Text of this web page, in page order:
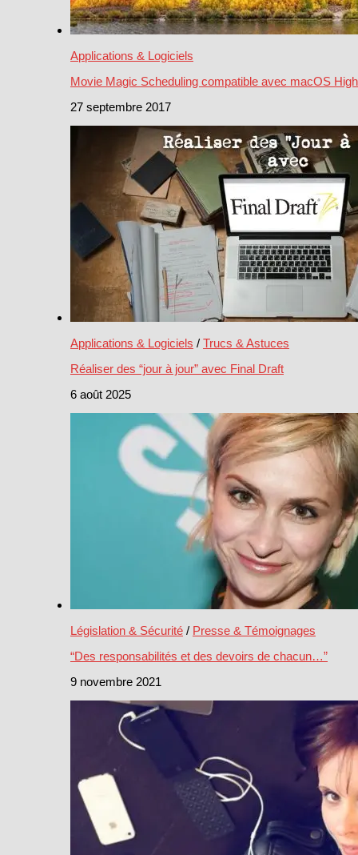
Applications & Logiciels
Movie Magic Scheduling compatible avec macOS
27 septembre 2017
Applications & Logiciels / Trucs & Astuces
Réaliser des “jour à jour” avec Final Draft
6 août 2025
Législation & Sécurité / Presse & Témoignages
“Des responsabilités et des devoirs de chacun…”
9 novembre 2021